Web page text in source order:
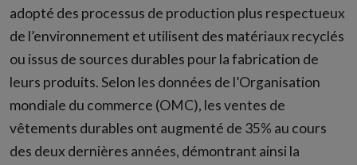
adopté des processus de production plus respectueux
de l’environnement et utilisent des matériaux recyclés
ou issus de sources durables pour la fabrication de
leurs produits. Selon les données de l’Organisation
mondiale du commerce (OMC), les ventes de
vêtements durables ont augmenté de 35% au cours
des deux dernières années, démontrant ainsi la